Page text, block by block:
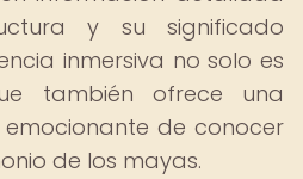
y su significado
inmersiva no solo es
también ofrece una
de conocer
de los mayas.